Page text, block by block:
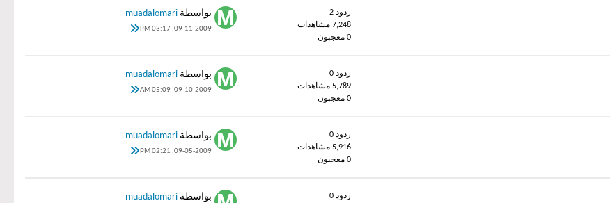
ردود 2
7,248 مشاهدات
0 معجبون
بواسطة muadalomari
09-11-2009, 03:17 PM
ردود 0
5,789 مشاهدات
0 معجبون
بواسطة muadalomari
09-10-2009, 05:09 AM
ردود 0
5,916 مشاهدات
0 معجبون
بواسطة muadalomari
09-05-2009, 02:21 PM
ردود 0
بواسطة muadalomari